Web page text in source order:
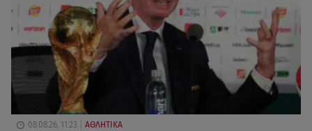
08.08.26, 11:23 ΑΘΛΗΤΙΚΑ